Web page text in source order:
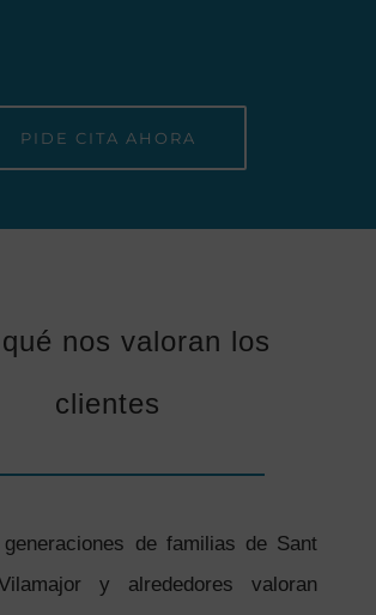
PIDE CITA AHORA
nos valoran los
clientes
de familias de Sant
y alrededores valoran